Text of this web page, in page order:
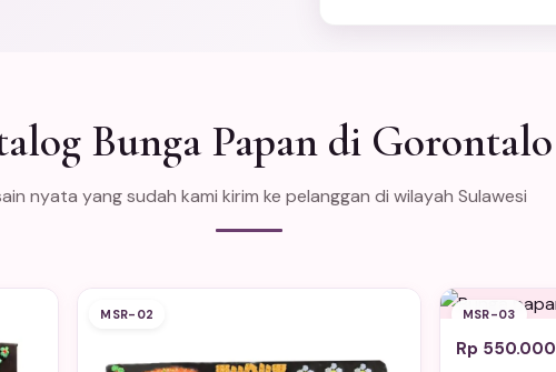
Bunga Papan di Gorontalo
nyata yang sudah kami kirim ke pelanggan di wilayah Sulawesi
MSR-02 MSR-03
Rp 550.000